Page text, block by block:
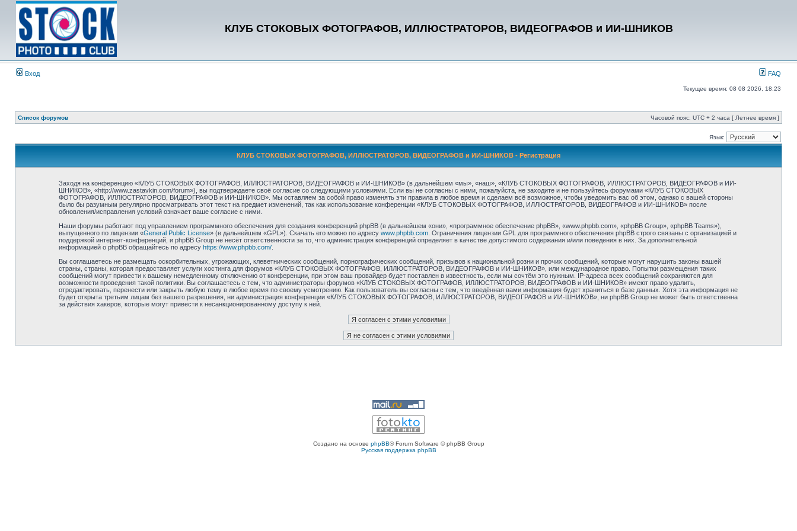
КЛУБ СТОКОВЫХ ФОТОГРАФОВ, ИЛЛЮСТРАТОРОВ, ВИДЕОГРАФОВ и ИИ-ШНИКОВ
Вход FAQ
Текущее время: 08 08 2026, 18:23
Список форумов Часовой пояс: UTC + 2 часа [ Летнее время ]
Язык:
КЛУБ СТОКОВЫХ ФОТОГРАФОВ, ИЛЛЮСТРАТОРОВ, ВИДЕОГРАФОВ и ИИ-ШНИКОВ - Регистрация
Заходя на конференцию «КЛУБ СТОКОВЫХ ФОТОГРАФОВ, ИЛЛЮСТРАТОРОВ, ВИДЕОГРАФОВ и ИИ-ШНИКОВ» (в дальнейшем «мы», «наш», «КЛУБ СТОКОВЫХ ФОТОГРАФОВ, ИЛЛЮСТРАТОРОВ, ВИДЕОГРАФОВ и ИИ-
ШНИКОВ», «http://www.zastavkin.com/forum»), вы подтверждаете своё согласие со следующими условиями. Если вы не согласны с ними, пожалуйста, не заходите и не пользуйтесь форумами «КЛУБ СТОКОВЫХ
ФОТОГРАФОВ, ИЛЛЮСТРАТОРОВ, ВИДЕОГРАФОВ и ИИ-ШНИКОВ». Мы оставляем за собой право изменять эти правила в любое время и сделаем всё возможное, чтобы уведомить вас об этом, однако с вашей стороны
было бы разумным регулярно просматривать этот текст на предмет изменений, так как использование конференции «КЛУБ СТОКОВЫХ ФОТОГРАФОВ, ИЛЛЮСТРАТОРОВ, ВИДЕОГРАФОВ и ИИ-ШНИКОВ» после
обновления/исправления условий означает ваше согласие с ними.
Наши форумы работают под управлением программного обеспечения для создания конференций phpBB (в дальнейшем «они», «программное обеспечение phpBB», «www.phpbb.com», «phpBB Group», «phpBB Teams»),
выпущенного по лицензии «General Public License» (в дальнейшем «GPL»). Скачать его можно по адресу www.phpbb.com. Ограничения лицензии GPL для программного обеспечения phpBB строго связаны с организацией и
поддержкой интернет-конференций, и phpBB Group не несёт ответственности за то, что администрация конференций определяет в качестве допустимого содержания и/или поведения в них. За дополнительной
информацией о phpBB обращайтесь по адресу https://www.phpbb.com/.
Вы соглашаетесь не размещать оскорбительных, угрожающих, клеветнических сообщений, порнографических сообщений, призывов к национальной розни и прочих сообщений, которые могут нарушить законы вашей
страны, страны, которая предоставляет услуги хостинга для форумов «КЛУБ СТОКОВЫХ ФОТОГРАФОВ, ИЛЛЮСТРАТОРОВ, ВИДЕОГРАФОВ и ИИ-ШНИКОВ», или международное право. Попытки размещения таких
сообщений могут привести к вашему немедленному отключению от конференции, при этом ваш провайдер будет поставлен в известность, если мы сочтём это нужным. IP-адреса всех сообщений сохраняются для
возможности проведения такой политики. Вы соглашаетесь с тем, что администраторы форумов «КЛУБ СТОКОВЫХ ФОТОГРАФОВ, ИЛЛЮСТРАТОРОВ, ВИДЕОГРАФОВ и ИИ-ШНИКОВ» имеют право удалить,
отредактировать, перенести или закрыть любую тему в любое время по своему усмотрению. Как пользователь вы согласны с тем, что введённая вами информация будет храниться в базе данных. Хотя эта информация не
будет открыта третьим лицам без вашего разрешения, ни администрация конференции «КЛУБ СТОКОВЫХ ФОТОГРАФОВ, ИЛЛЮСТРАТОРОВ, ВИДЕОГРАФОВ и ИИ-ШНИКОВ», ни phpBB Group не может быть ответственна
за действия хакеров, которые могут привести к несанкционированному доступу к ней.
Создано на основе phpBB® Forum Software © phpBB Group
Русская поддержка phpBB